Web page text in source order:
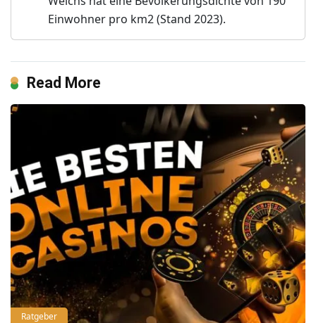
Einwohner pro km2 (Stand 2023).
Read More
Ratgeber